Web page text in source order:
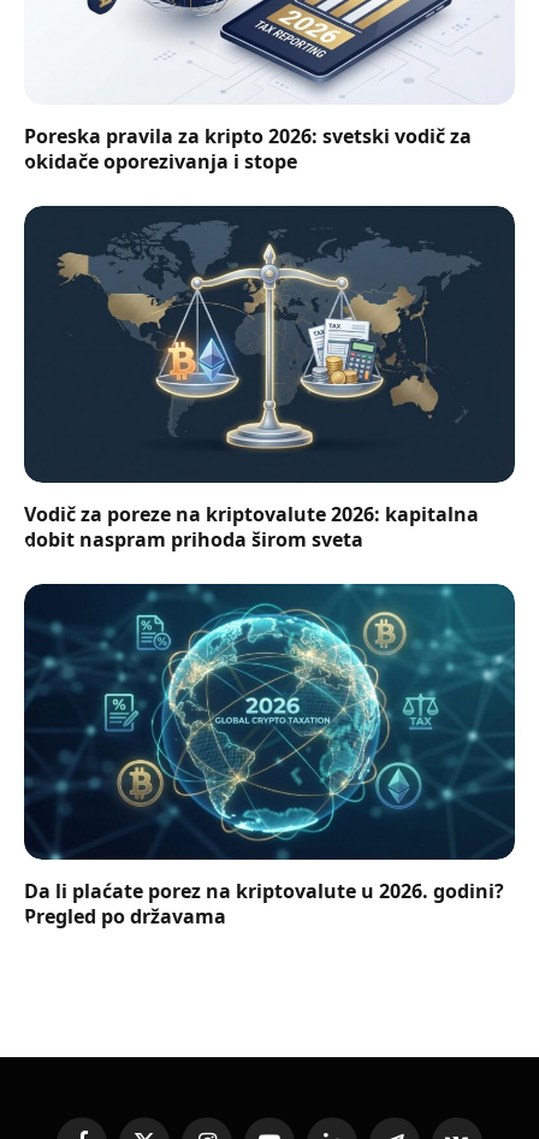
Poreska pravila za kripto 2026: svetski vodič za
okidače oporezivanja i stope
Vodič za poreze na kriptovalute 2026: kapitalna
dobit naspram prihoda širom sveta
Da li plaćate porez na kriptovalute u 2026. godini?
Pregled po državama